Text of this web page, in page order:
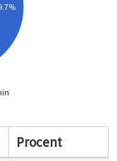
Procent